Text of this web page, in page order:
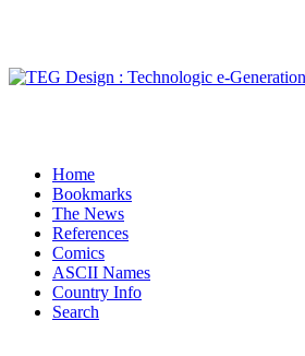
Home
Bookmarks
The News
References
Comics
ASCII Names
Country Info
Search